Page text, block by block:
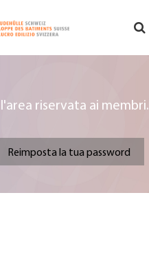
riservata ai membri.
Reimposta la tua password